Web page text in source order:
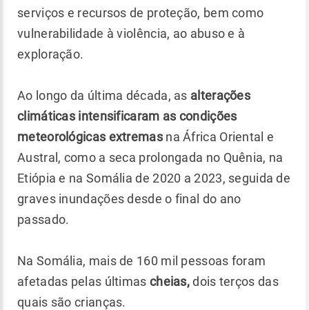
serviços e recursos de proteção, bem como
vulnerabilidade à violência, ao abuso e à
exploração.
Ao longo da última década, as alterações
climáticas intensificaram as condições
meteorológicas extremasna África Oriental e
Austral, como a seca prolongada no Quênia, na
Etiópia e na Somália de 2020 a 2023, seguida de
graves inundações desde o final do ano
passado.
Na Somália, mais de 160 mil pessoas foram
afetadas pelas últimas cheias,dois terços das
quais são crianças.